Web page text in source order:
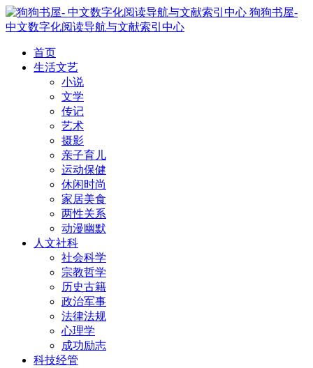
狗狗书屋-
中文数字化阅读导航与文献索引中心
首页
生活文艺
小说
文学
传记
艺术
摄影
亲子育儿
运动保健
休闲时尚
家居美食
两性关系
动漫幽默
人文社科
社会科学
宗教哲学
历史古籍
政治军事
法律法规
心理学
成功励志
科技经管